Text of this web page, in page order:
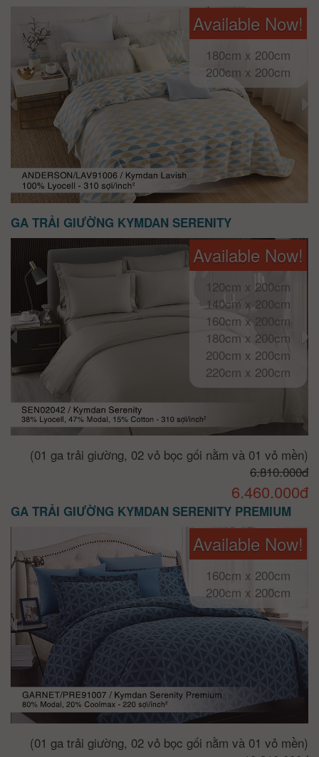
Available Now!
180cm x 200cm
200cm x 200cm
GA TRẢI GIƯỜNG KYMDAN SERENITY
Available Now!
120cm x 200cm
140cm x 200cm
160cm x 200cm
180cm x 200cm
200cm x 200cm
220cm x 200cm
(01 ga trải giường, 02 vỏ bọc gối nằm và 01 vỏ mền)
6.810.000đ
6.460.000đ
GA TRẢI GIƯỜNG KYMDAN SERENITY PREMIUM
Available Now!
160cm x 200cm
200cm x 200cm
(01 ga trải giường, 02 vỏ bọc gối nằm và 01 vỏ mền)